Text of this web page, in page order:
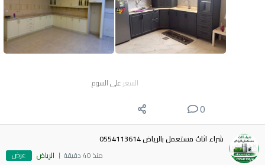
السعر على السوم
0
شراء اثاث مستعمل بالرياض 0554113614
منذ 40 دقيقة
الرياض عرض